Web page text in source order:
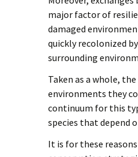
major factor of
damaged
quickly recolonized
surrounding
Taken as a whole,
environments they
continuum for this
species that depend
It is for these